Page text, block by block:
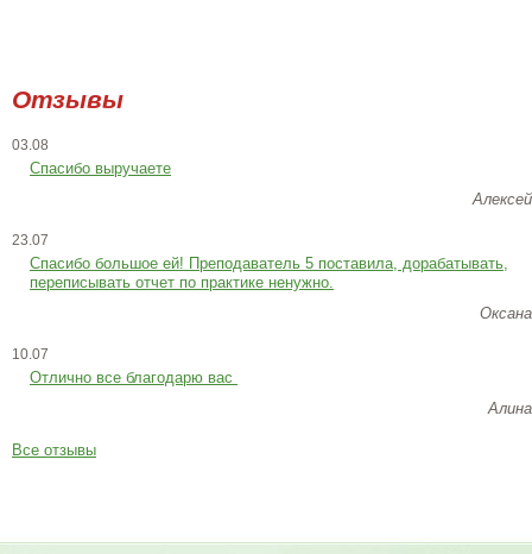
Отзывы
03.08
Спасибо выручаете
Алексей
23.07
Cпасибо большое ей! Преподаватель 5 поставила, дорабатывать,
переписывать отчет по практике ненужно.
Оксана
10.07
Отлично все благодарю вас
Алина
Все отзывы